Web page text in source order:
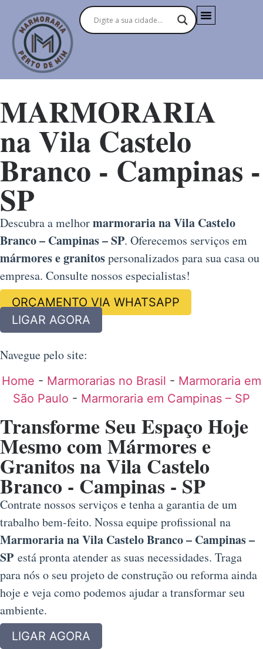
MARMORARIA
na Vila Castelo
Branco - Campinas -
SP
Descubra a melhormarmoraria na Vila Castelo
Branco – Campinas – SP. Oferecemos serviços em
mármores e granitospersonalizados para sua casa ou
empresa. Consulte nossos especialistas!
ORÇAMENTO VIA WHATSAPP
LIGAR AGORA
Navegue pelo site:
Home - Marmorarias no Brasil - Marmoraria em
São Paulo - Marmoraria em Campinas – SP
Transforme Seu Espaço Hoje
Mesmo com Mármores e
Granitos na Vila Castelo
Branco - Campinas - SP
Contrate nossos serviços e tenha a garantia de um
trabalho bem-feito. Nossa equipe profissional na
Marmoraria na Vila Castelo Branco – Campinas –
SP está pronta atender as suas necessidades. Traga
para nós o seu projeto de construção ou reforma ainda
hoje e veja como podemos ajudar a transformar seu
ambiente.
LIGAR AGORA